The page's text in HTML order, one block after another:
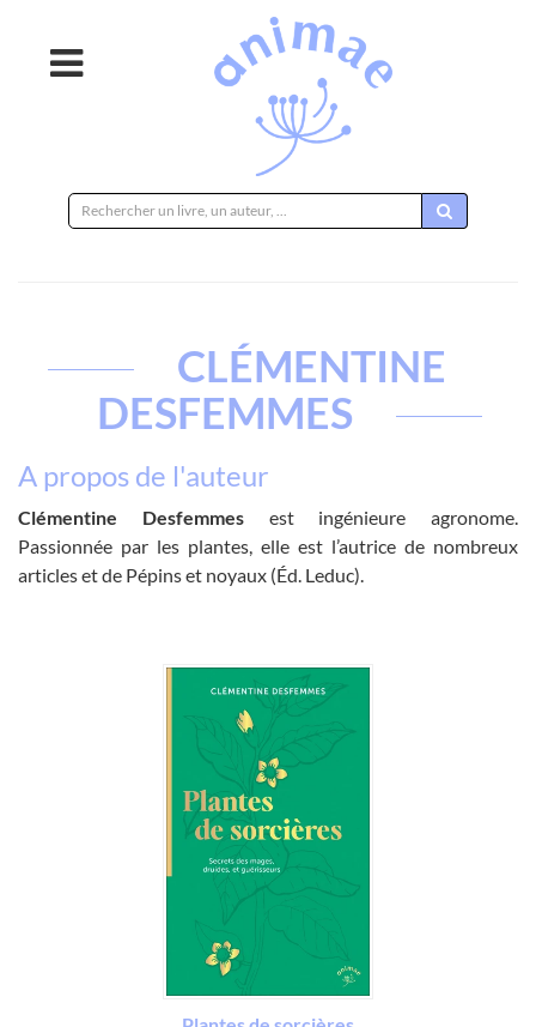
sur
CLÉMENTINE
DESFEMMES
A propos de l'auteur
Clémentine Desfemmesest ingénieure agronome.
Passionnée par les plantes, elle est l’autrice de nombreux
articles et de Pépins et noyaux (Éd. Leduc).